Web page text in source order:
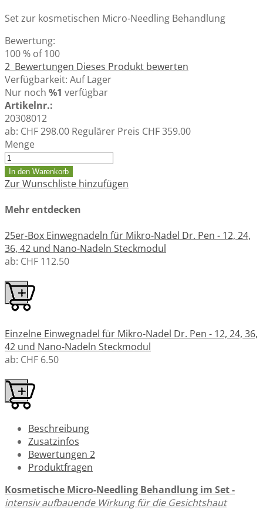
Set zur kosmetischen Micro-Needling Behandlung
Bewertung:
100% of100
2 Bewertungen Dieses Produkt bewerten
Verfügbarkeit: Auf Lager
Nur noch %1 verfügbar
Artikelnr.:
20308012
ab: CHF 298.00 Regulärer Preis CHF 359.00
Menge
In den Warenkorb
Zur Wunschliste hinzufügen
Mehr entdecken
25er-Box Einwegnadeln für Mikro-Nadel Dr. Pen - 12, 24,
36, 42 und Nano-Nadeln Steckmodul
ab: CHF 112.50
Einzelne Einwegnadel für Mikro-Nadel Dr. Pen - 12, 24, 36,
42 und Nano-Nadeln Steckmodul
ab: CHF 6.50
Beschreibung
Zusatzinfos
Bewertungen 2
Produktfragen
Kosmetische Micro-Needling Behandlung im Set -
intensiv aufbauende Wirkung für die Gesichtshaut